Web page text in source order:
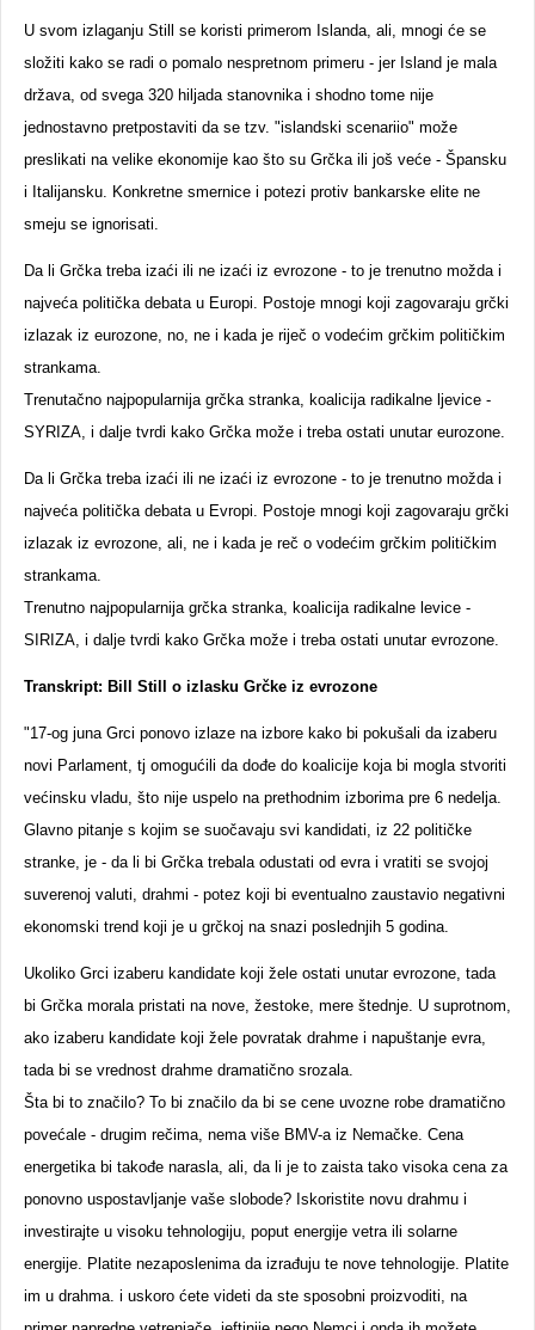
U svom izlaganju Still se koristi primerom Islanda, ali, mnogi će se
složiti kako se radi o pomalo nespretnom primeru - jer Island je mala
država, od svega 320 hiljada stanovnika i shodno tome nije
jednostavno pretpostaviti da se tzv. "islandski scenariio" može
preslikati na velike ekonomije kao što su Grčka ili još veće - Špansku
i Italijansku. Konkretne smernice i potezi protiv bankarske elite ne
smeju se ignorisati.
Da li Grčka treba izaći ili ne izaći iz evrozone - to je trenutno možda i
najveća politička debata u Europi. Postoje mnogi koji zagovaraju grčki
izlazak iz eurozone, no, ne i kada je riječ o vodećim grčkim političkim
strankama.
Trenutačno najpopularnija grčka stranka, koalicija radikalne ljevice -
SYRIZA, i dalje tvrdi kako Grčka može i treba ostati unutar eurozone.
Da li Grčka treba izaći ili ne izaći iz evrozone - to je trenutno možda i
najveća politička debata u Evropi. Postoje mnogi koji zagovaraju grčki
izlazak iz evrozone, ali, ne i kada je reč o vodećim grčkim političkim
strankama.
Trenutno najpopularnija grčka stranka, koalicija radikalne levice -
SIRIZA, i dalje tvrdi kako Grčka može i treba ostati unutar evrozone.
Transkript: Bill Still o izlasku Grčke iz evrozone
"17-og juna Grci ponovo izlaze na izbore kako bi pokušali da izaberu
novi Parlament, tj omogućili da dođe do koalicije koja bi mogla stvoriti
većinsku vladu, što nije uspelo na prethodnim izborima pre 6 nedelja.
Glavno pitanje s kojim se suočavaju svi kandidati, iz 22 političke
stranke, je - da li bi Grčka trebala odustati od evra i vratiti se svojoj
suverenoj valuti, drahmi - potez koji bi eventualno zaustavio negativni
ekonomski trend koji je u grčkoj na snazi poslednjih 5 godina.
Ukoliko Grci izaberu kandidate koji žele ostati unutar evrozone, tada
bi Grčka morala pristati na nove, žestoke, mere štednje. U suprotnom,
ako izaberu kandidate koji žele povratak drahme i napuštanje evra,
tada bi se vrednost drahme dramatično srozala.
Šta bi to značilo? To bi značilo da bi se cene uvozne robe dramatično
povećale - drugim rečima, nema više BMV-a iz Nemačke. Cena
energetika bi takođe narasla, ali, da li je to zaista tako visoka cena za
ponovno uspostavljanje vaše slobode? Iskoristite novu drahmu i
investirajte u visoku tehnologiju, poput energije vetra ili solarne
energije. Platite nezaposlenima da izrađuju te nove tehnologije. Platite
im u drahma. i uskoro ćete videti da ste sposobni proizvoditi, na